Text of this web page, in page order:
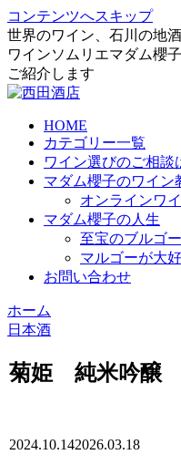
コンテンツへスキップ
世界のワイン、石川の地
ワインソムリエマダム櫻
ご紹介します
HOME
カテゴリー一覧
ワイン選びのご相談
マダム櫻子のワイン
オンラインワ
マダム櫻子の人生
至宝のブルゴ
マルゴーが大
お問い合わせ
ホーム
日本酒
菊姫 純米吟醸
2024.10.142026.03.18